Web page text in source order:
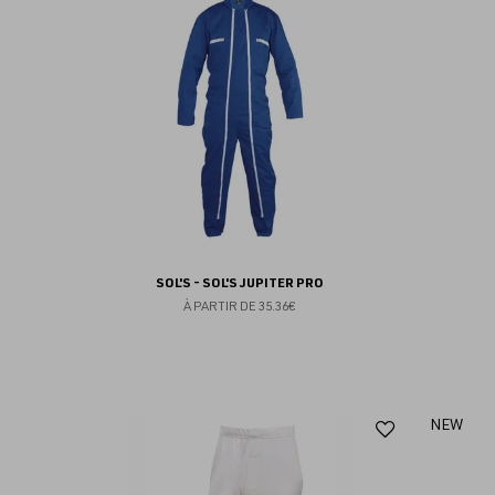
SOL'S - SOL'S JUPITER PRO
À PARTIR DE 35.36€
Ajouter
NEW